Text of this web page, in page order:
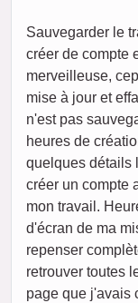
Sauvegarder le
créer de compte
merveilleuse,
mise à jour et
n'est pas
heures de
quelques détails
créer un compte
mon travail.
d'écran de ma
repenser
retrouver toutes
page que j'avais